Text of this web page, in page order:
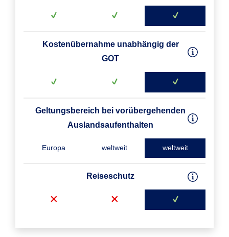
Kostenübernahme unabhängig der
GOT
Geltungsbereich bei vorübergehenden
Auslandsaufenthalten
Europa weltweit weltweit
Reiseschutz